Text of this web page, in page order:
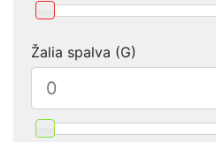
Žalia spalva (G)